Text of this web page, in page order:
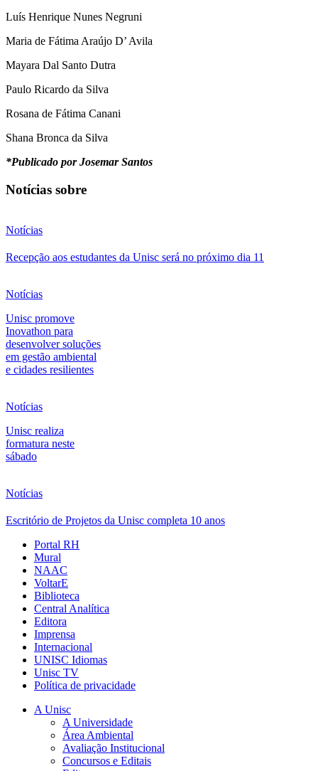
Luís Henrique Nunes Negruni
Maria de Fátima Araújo D’ Avila
Mayara Dal Santo Dutra
Paulo Ricardo da Silva
Rosana de Fátima Canani
Shana Bronca da Silva
*Publicado por Josemar Santos
Notícias sobre
Notícias
Recepção aos estudantes da Unisc será no próximo dia 11
Notícias
Unisc promove
Inovathon para
desenvolver soluções
em gestão ambiental
e cidades resilientes
Notícias
Unisc realiza
formatura neste
sábado
Notícias
Escritório de Projetos da Unisc completa 10 anos
Portal RH
Mural
NAAC
VoltarE
Biblioteca
Central Analítica
Editora
Imprensa
Internacional
UNISC Idiomas
Unisc TV
Política de privacidade
A Unisc
A Universidade
Área Ambiental
Avaliação Institucional
Concursos e Editais